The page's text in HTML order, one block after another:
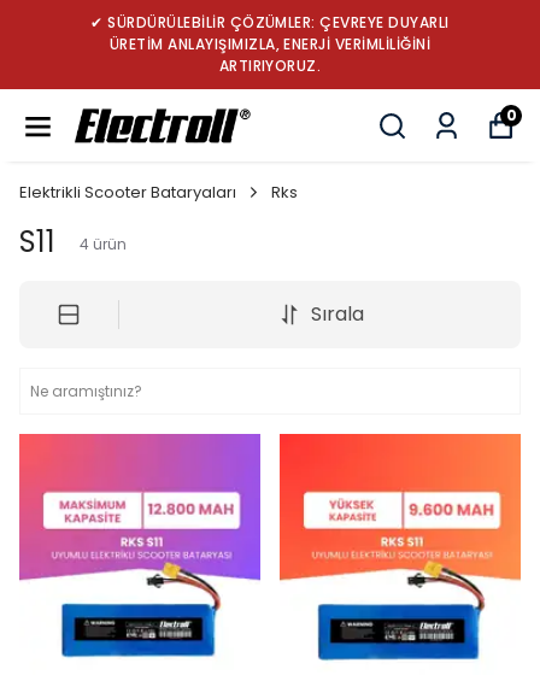
ÇÖZÜMLER: ÇEVREYE DUYARLI
ANLAYIŞIMIZLA, ENERJİ VERİMLİLİĞİNİ
0
Elektrikli Scooter Bataryaları Rks
S11 4 ürün
Sırala